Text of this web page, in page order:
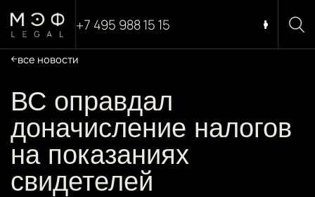
+7 495 988 15 15
все новости
ВС оправдал
доначисление налогов
на показаниях
свидетелей